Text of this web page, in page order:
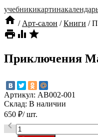
учебникикартина
 / Арт-салон / Книги /
  
Приключения
Артикул: AB002-001
Склад: В наличии
650 ₽/ шт.
